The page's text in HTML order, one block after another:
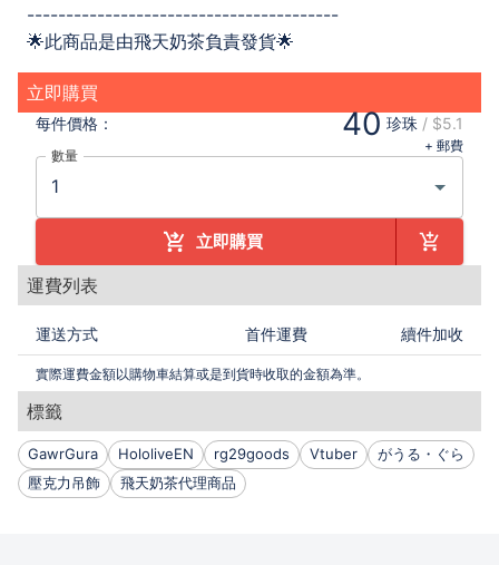
----------------------------------------
🌟此商品是由飛天奶茶負責發貨🌟
立即購買
每件價格： 40 珍珠 / $5.1
+ 郵費
數量
立即購買
運費列表
運送方式 首件運費 續件加收
實際運費金額以購物車結算或是到貨時收取的金額為準。
標籤
GawrGura HololiveEN rg29goods Vtuber
がうる・ぐら
壓克力吊飾
飛天奶茶代理商品